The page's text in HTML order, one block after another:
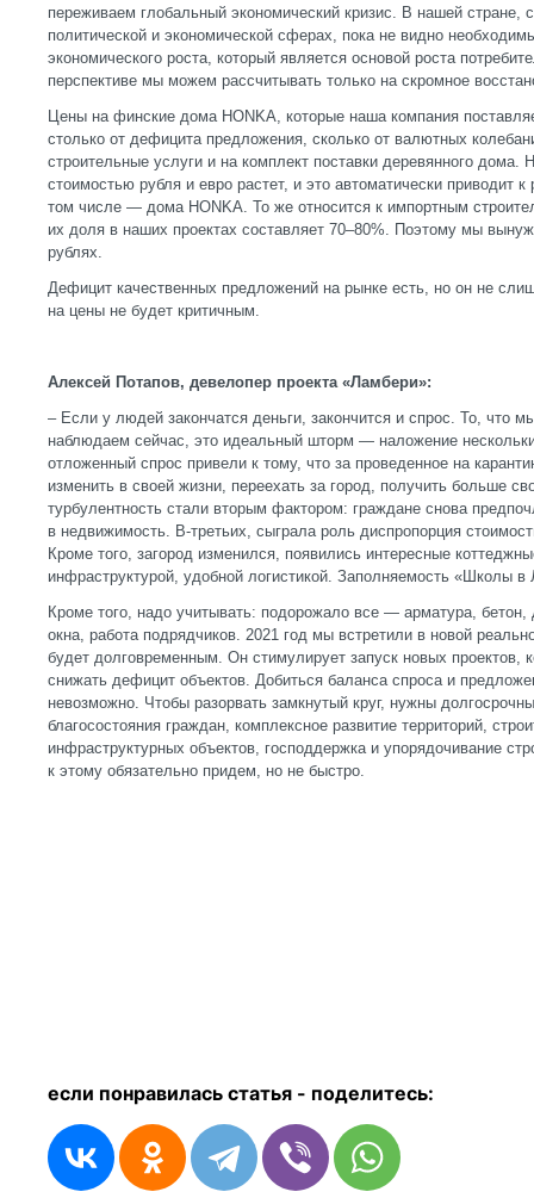
переживаем глобальный экономический кризис. В нашей стране,
политической и экономической сферах, пока не видно
экономического роста, который является основой роста
перспективе мы можем рассчитывать только на скромное
Цены на финские дома HONKA, которые наша компания
столько от дефицита предложения, сколько от валютных
строительные услуги и на комплект поставки деревянного дома.
стоимостью рубля и евро растет, и это автоматически приводит
том числе — дома HONKA. То же относится к импортным
их доля в наших проектах составляет 70–80%. Поэтому мы
рублях.
Дефицит качественных предложений на рынке есть, но он не
на цены не будет критичным.
Алексей Потапов, девелопер проекта «Ламбери»:
– Если у людей закончатся деньги, закончится и спрос. То, что
наблюдаем сейчас, это идеальный шторм — наложение
отложенный спрос привели к тому, что за проведенное на
изменить в своей жизни, переехать за город, получить больше
турбулентность стали вторым фактором: граждане снова
в недвижимость. В-третьих, сыграла роль диспропорция
Кроме того, загород изменился, появились интересные
инфраструктурой, удобной логистикой. Заполняемость «Школы
Кроме того, надо учитывать: подорожало все — арматура,
окна, работа подрядчиков. 2021 год мы встретили в новой
будет долговременным. Он стимулирует запуск новых проектов,
снижать дефицит объектов. Добиться баланса спроса и
невозможно. Чтобы разорвать замкнутый круг, нужны
благосостояния граждан, комплексное развитие территорий,
инфраструктурных объектов, господдержка и упорядочивание
к этому обязательно придем, но не быстро.
если понравилась статья - поделитесь: